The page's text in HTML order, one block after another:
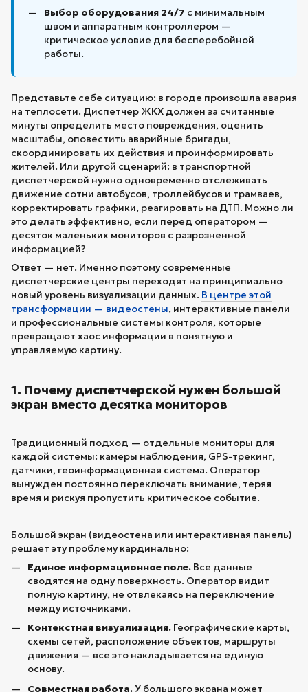
Выбор оборудования 24/7 с минимальным
швом и аппаратным контроллером —
критическое условие для бесперебойной
работы.
Представьте себе ситуацию: в городе произошла авария
на теплосети. Диспетчер ЖКХ должен за считанные
минуты определить место повреждения, оценить
масштабы, оповестить аварийные бригады,
скоординировать их действия и проинформировать
жителей. Или другой сценарий: в транспортной
диспетчерской нужно одновременно отслеживать
движение сотни автобусов, троллейбусов и трамваев,
корректировать графики, реагировать на ДТП. Можно ли
это делать эффективно, если перед оператором —
десяток маленьких мониторов с разрозненной
информацией?
Ответ — нет. Именно поэтому современные
диспетчерские центры переходят на принципиально
новый уровень визуализации данных. В центре этой
трансформации — видеостены, интерактивные панели
и профессиональные системы контроля, которые
превращают хаос информации в понятную и
управляемую картину.
1. Почему диспетчерской нужен большой
экран вместо десятка мониторов
Традиционный подход — отдельные мониторы для
каждой системы: камеры наблюдения, GPS-трекинг,
датчики, геоинформационная система. Оператор
вынужден постоянно переключать внимание, теряя
время и рискуя пропустить критическое событие.
Большой экран (видеостена или интерактивная панель)
решает эту проблему кардинально:
Единое информационное поле. Все данные
сводятся на одну поверхность. Оператор видит
полную картину, не отвлекаясь на переключение
между источниками.
Контекстная визуализация. Географические карты,
схемы сетей, расположение объектов, маршруты
движения — все это накладывается на единую
основу.
Совместная работа.У большого экрана может